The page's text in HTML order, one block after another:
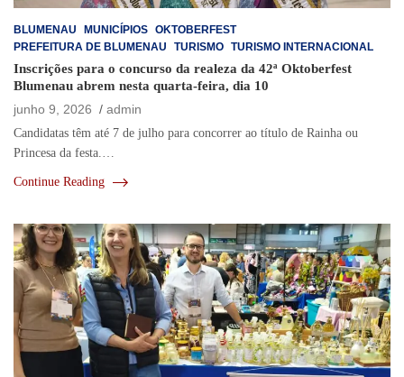
BLUMENAU MUNICÍPIOS OKTOBERFEST
PREFEITURA DE BLUMENAU
TURISMO TURISMO INTERNACIONAL
Inscrições para o concurso da realeza da 42ª Oktoberfest
Blumenau abrem nesta quarta-feira, dia 10
junho 9, 2026
admin
Candidatas têm até 7 de julho para concorrer ao título de Rainha ou
Princesa da festa.…
Continue Reading